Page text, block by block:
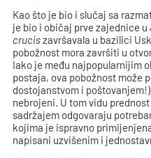
Kao što je bio i slučaj sa
je bio i običaj prve zajednice
cruciszavršavala u bazilici
pobožnost mora završiti u
Iako je među najpopularnijim
postaja, ova pobožnost može
dostojanstvom i
nebrojeni. U tom vidu
sadržajem odgovaraju
kojima je ispravno
napisani uzvišenim i